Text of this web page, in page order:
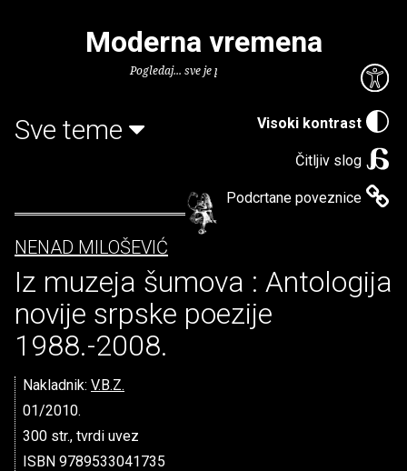
Visoki kontrast
Čitljiv slog
Podcrtane poveznice
Moderna vremena
Pogledaj... sve je puno knjiga.
Sve teme
NENAD MILOŠEVIĆ
Iz muzeja šumova : Antologija
novije srpske poezije
1988.-2008.
Nakladnik: V.B.Z.
01/2010.
300 str., tvrdi uvez
ISBN 9789533041735